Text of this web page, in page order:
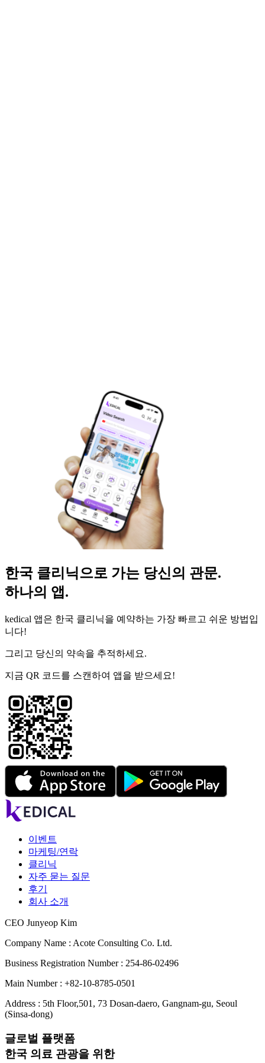
한국 클리닉으로 가는 당신의 관문.
하나의 앱.
kedical 앱은 한국 클리닉을 예약하는 가장 빠르고 쉬운 방법입
니다!
그리고 당신의 약속을 추적하세요.
지금 QR 코드를 스캔하여 앱을 받으세요!
이벤트
마케팅/연락
클리닉
자주 묻는 질문
후기
회사 소개
CEO Junyeop Kim
Company Name : Acote Consulting Co. Ltd.
Business Registration Number : 254-86-02496
Main Number : +82-10-8785-0501
Address : 5th Floor,501, 73 Dosan-daero, Gangnam-gu, Seoul
(Sinsa-dong)
글로벌 플랫폼
한국 의료 관광을 위한